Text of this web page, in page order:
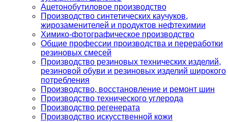
Ацетонобутиловое производство
Производство синтетических каучуков,
жирозаменителей и продуктов нефтехимии
Химико-фотографическое производство
Общие профессии производства и переработки
резиновых смесей
Производство резиновых технических изделий,
резиновой обуви и резиновых изделий широкого
потребления
Производство, восстановление и ремонт шин
Производство технического углерода
Производство регенерата
Производство искусственной кожи